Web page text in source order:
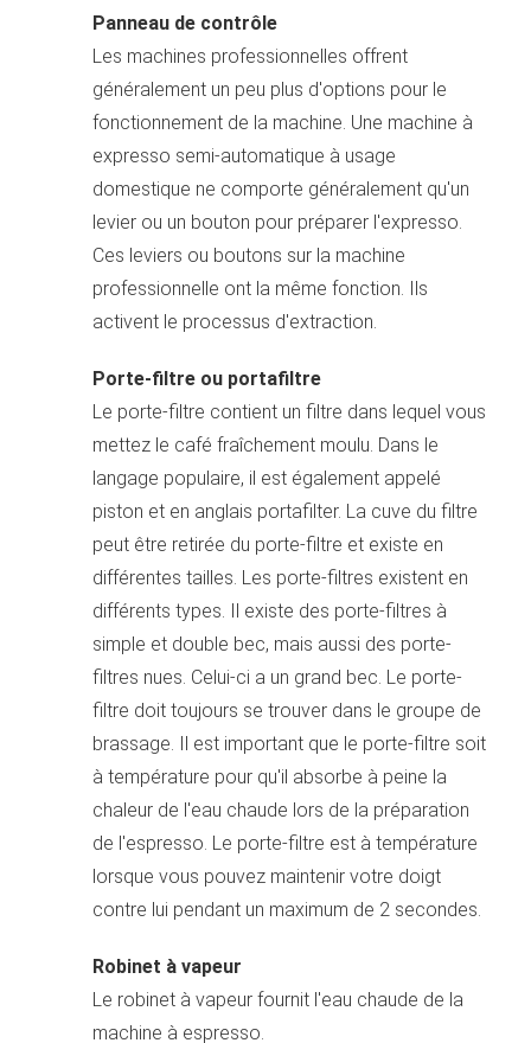
Panneau de contrôle
Les machines professionnelles offrent
généralement un peu plus d'options pour le
fonctionnement de la machine. Une machine à
expresso semi-automatique à usage
domestique ne comporte généralement qu'un
levier ou un bouton pour préparer l'expresso.
Ces leviers ou boutons sur la machine
professionnelle ont la même fonction. Ils
activent le processus d'extraction.
Porte-filtre ou portafiltre
Le porte-filtre contient un filtre dans lequel vous
mettez le café fraîchement moulu. Dans le
langage populaire, il est également appelé
piston et en anglais portafilter. La cuve du filtre
peut être retirée du porte-filtre et existe en
différentes tailles. Les porte-filtres existent en
différents types. Il existe des porte-filtres à
simple et double bec, mais aussi des porte-
filtres nues. Celui-ci a un grand bec. Le porte-
filtre doit toujours se trouver dans le groupe de
brassage. Il est important que le porte-filtre soit
à température pour qu'il absorbe à peine la
chaleur de l'eau chaude lors de la préparation
de l'espresso. Le porte-filtre est à température
lorsque vous pouvez maintenir votre doigt
contre lui pendant un maximum de 2 secondes.
Robinet à vapeur
Le robinet à vapeur fournit l'eau chaude de la
machine à espresso.